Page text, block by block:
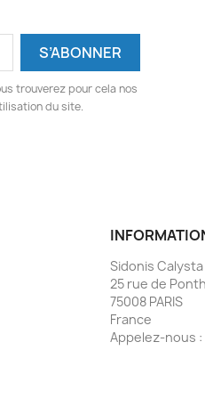
trouverez pour cela nos
du site.
Sidonis Calysta
25 rue de
75008 PARIS
France
Appelez-nous :